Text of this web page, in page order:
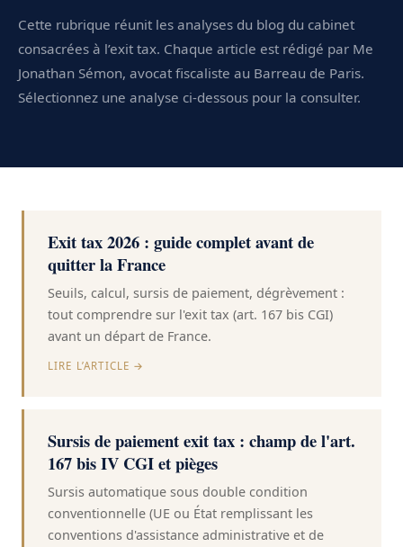
Cette rubrique réunit les analyses du blog du cabinet
consacrées à l’exit tax. Chaque article est rédigé par Me
Jonathan Sémon, avocat fiscaliste au Barreau de Paris.
Sélectionnez une analyse ci-dessous pour la consulter.
Exit tax 2026 : guide complet avant de
quitter la France
Seuils, calcul, sursis de paiement, dégrèvement :
tout comprendre sur l'exit tax (art. 167 bis CGI)
avant un départ de France.
LIRE L’ARTICLE →
Sursis de paiement exit tax : champ de l'art.
167 bis IV CGI et pièges
Sursis automatique sous double condition
conventionnelle (UE ou État remplissant les
conventions d'assistance administrative et de